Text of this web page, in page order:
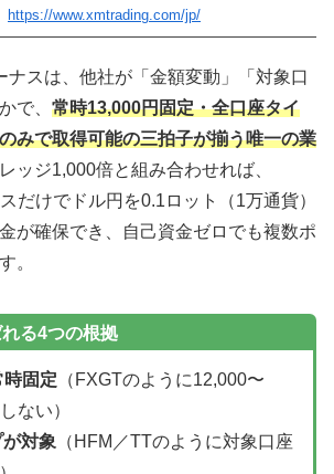
https://www.xmtrading.com/jp/
ナスは、他社が「金額変動」「対象口
で、 常時13,000円固定・全口座タイ
みで取得可能の三拍子が揃う唯一の業
ッジ1,000倍と組み合わせれば、
だけでドル円を0.1ロット（1万通貨）
が確保でき、自己資金ゼロでも複数ポ
。
る4つの根拠
時固定 （FXGTのように12,000〜
ない）
対象 （HFM／TTのように対象口座